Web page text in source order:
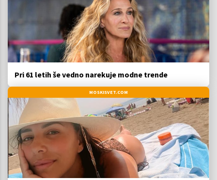
Pri 61 letih še vedno narekuje modne trende
MOSKISVET.COM